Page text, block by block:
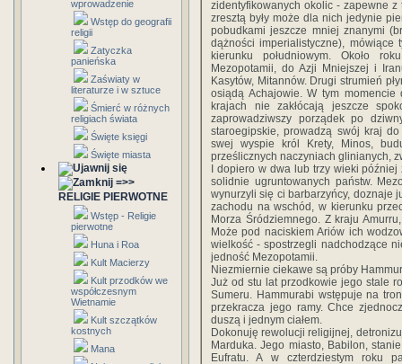
wprowadzenie
Wstęp do geografii
religii
Zatyczka
panieńska
Zaświaty w
literaturze i w sztuce
Śmierć w różnych
religiach świata
Święte księgi
Święte miasta
=>>
RELIGIE PIERWOTNE
Wstęp - Religie
pierwotne
Huna i Roa
Kult Macierzy
Kult przodków we
współczesnym
Wietnamie
Kult szczątków
kostnych
Mana
zidentyfikowanych okolic - zapewne z
zresztą były może dla nich jedynie
pobudkami jeszcze mniej znanymi
dążności imperialistyczne), mówiące
kierunku południowym. Około
Mezopotamii, do Azji Mniejszej i
Kasytów, Mitannów. Drugi strumień
osiądą Achajowie. W tym
krajach nie zakłócają jeszcze
zaprowadziwszy porządek po
staroegipskie, prowadzą swój kraj
swej wyspie król Krety, Minos,
prześlicznych naczyniach glinianych,
I dopiero w dwa lub trzy wieki
solidnie ugruntowanych państw.
wynurzyli się ci barbarzyńcy, doznaje
zachodu na wschód, w kierunku
Morza Śródziemnego. Z kraju
Może pod naciskiem Ariów ich
wielkość - spostrzegli nadchodzące
jedność Mezopotamii.
Niezmiernie ciekawe są próby
Już od stu lat przodkowie jego stale
Sumeru. Hammurabi wstępuje na
przekracza jego ramy. Chce
duszą i jednym ciałem.
Dokonuję rewolucji religijnej,
Marduka. Jego miasto, Babilon,
Eufratu. A w czterdziestym roku